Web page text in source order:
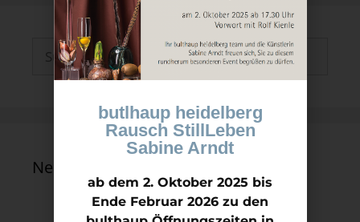
Neueste Kommentare
butlhaup heidelberg
Rausch StillLeben
Sabine Arndt
ab dem 2. Oktober 2025 bis
Ende Februar 2026 zu den